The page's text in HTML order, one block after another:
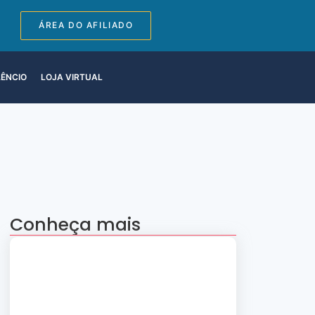
ÁREA DO AFILIADO
LOJA VIRTUAL
Conheça mais